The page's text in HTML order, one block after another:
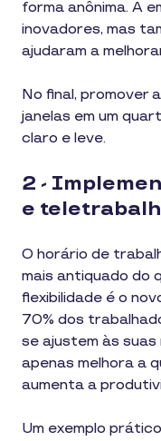
forma anônima. A
inovadores, mas
ajudaram a
No final, promover
janelas em um
claro e leve.
2 -
e
O horário de
mais antiquado do
flexibilidade é o
70% dos
se ajustem às
apenas melhora a
aumenta a
Um exemplo